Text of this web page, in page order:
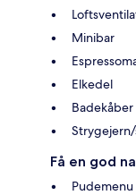
Minibar
Elkedel
Få en god
Pudemenu